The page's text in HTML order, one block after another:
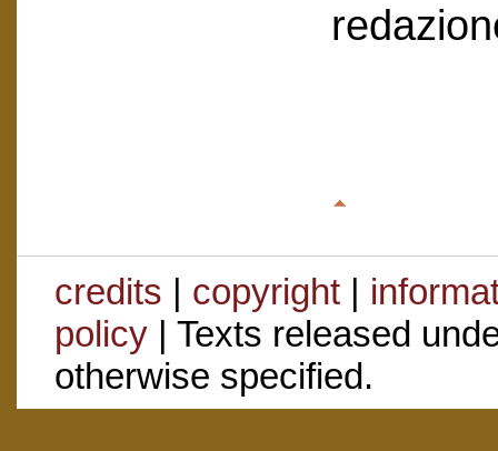
credits | copyright|
policy| Texts released
otherwise specified.